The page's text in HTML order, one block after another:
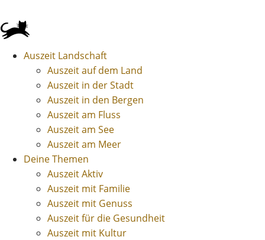
Auszeit Landschaft
Auszeit auf dem Land
Auszeit in der Stadt
Auszeit in den Bergen
Auszeit am Fluss
Auszeit am See
Auszeit am Meer
Deine Themen
Auszeit Aktiv
Auszeit mit Familie
Auszeit mit Genuss
Auszeit für die Gesundheit
Auszeit mit Kultur